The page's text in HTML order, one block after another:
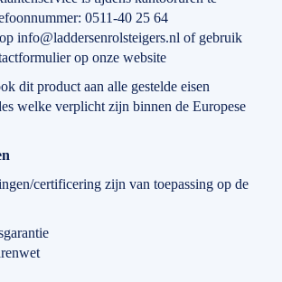
0511-40 25 64
info@laddersenrolsteigers.nl of gebruik
op onze website
dit product aan alle gestelde eisen
welke verplicht zijn binnen de Europese
certificering zijn van toepassing op de